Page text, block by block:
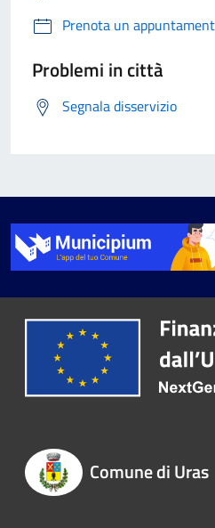
Prenota un
Problemi in città
Segnala disservizio
Comune di Uras